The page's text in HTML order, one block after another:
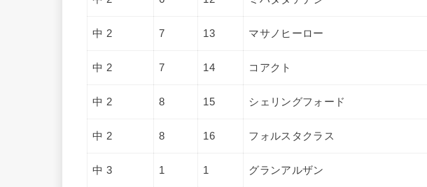
中 2 7 13 マサノヒーロー
中 2 7 14 コアクト
中 2 8 15 シェリングフォード
中 2 8 16 フォルスタクラス
中 3 1 1 グランアルザン